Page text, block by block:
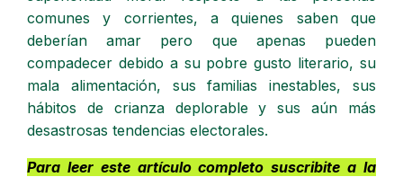
comunes y corrientes, a quienes saben que
deberían amar pero que apenas pueden
compadecer debido a su pobre gusto literario, su
mala alimentación, sus familias inestables, sus
hábitos de crianza deplorable y sus aún más
desastrosas tendencias electorales.
Para leer este artículo completo suscribite a la